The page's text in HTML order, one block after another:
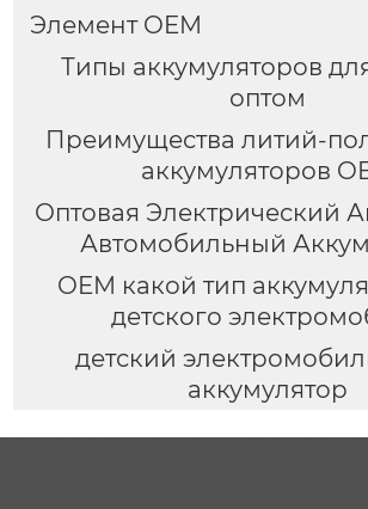
Элемент OEM
Типы аккумуляторов
оптом
Преимущества литий-
аккумуляторов
Оптовая Электрический
Автомобильный
OEM какой тип
детского
детский
аккумулятор